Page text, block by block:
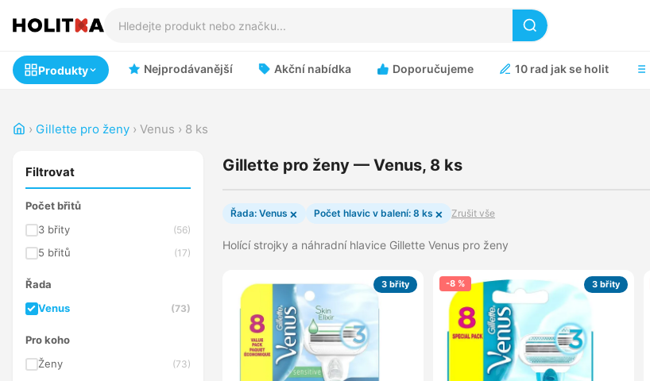
Produkty Nejprodávanější Akční nabídka Doporučujeme 10 rad jak se holit
› Gillette pro ženy › Venus › 8 ks
Filtrovat
Počet břitů
3 břity
(56)
5 břitů (17)
Řada
Venus
(73)
Pro koho
Ženy
(73)
Gillette pro ženy — Venus, 8 ks
Řada: Venus × Počet hlavic v balení: 8 ks × Zrušit vše
Holící strojky a náhradní hlavice Gillette Venus pro ženy
3 břity -8 % 3 břity